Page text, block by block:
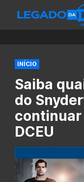
INÍCIO
Saiba
do
DCEU